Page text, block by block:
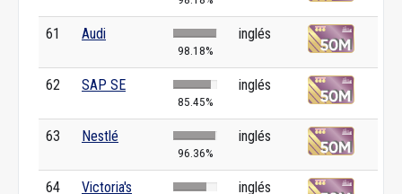
61 Audi
98.18%
inglés
62 SAP SE
85.45%
inglés
63 Nestlé
96.36%
inglés
64
Victoria's
inglés